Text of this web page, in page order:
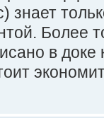
знает
Более
в доке